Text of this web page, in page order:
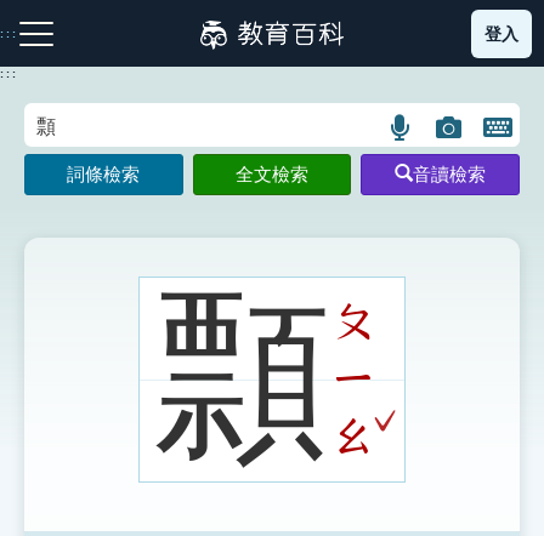
到
主
:::
注音索引圖示 筆畫索引圖示 部首索引表圖示
登入
:::
語
言
搜
示
圖
片
搜
開
鍵
圖
詞條檢索 全文檢索 音讀檢索
顠 ㄆ
ㄧ
ㄠ
ˇ